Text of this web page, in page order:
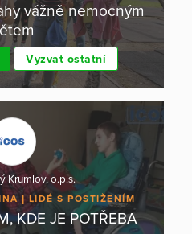
vážně nemocným
Vyzvat ostatní
Krumlov, o.p.s.
LIDÉ S POSTIŽENÍM
KDE JE POTŘEBA